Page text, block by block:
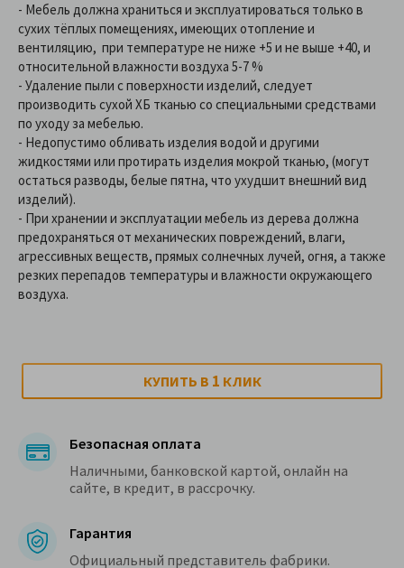
- Мебель должна храниться и эксплуатироваться только в
сухих тёплых помещениях, имеющих отопление и
вентиляцию, при температуре не ниже +5 и не выше +40, и
относительной влажности воздуха 5-7 %
- Удаление пыли с поверхности изделий, следует
производить сухой ХБ тканью со специальными средствами
по уходу за мебелью.
- Недопустимо обливать изделия водой и другими
жидкостями или протирать изделия мокрой тканью, (могут
остаться разводы, белые пятна, что ухудшит внешний вид
изделий).
- При хранении и эксплуатации мебель из дерева должна
предохраняться от механических повреждений, влаги,
агрессивных веществ, прямых солнечных лучей, огня, а также
резких перепадов температуры и влажности окружающего
воздуха.
КУПИТЬ В 1 КЛИК
Безопасная оплата
Наличными, банковской картой, онлайн на
сайте, в кредит, в рассрочку.
Гарантия
Официальный представитель фабрики.